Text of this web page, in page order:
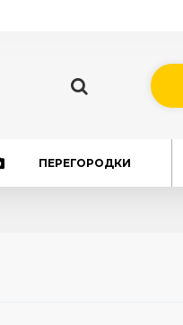
ПЕРЕГОРОДКИ